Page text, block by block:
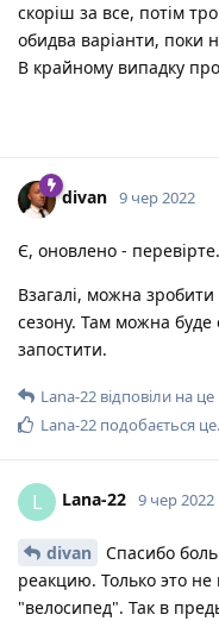
скоріш за все, потім
обидва варіанти, поки
В крайному випадку
divan 9 чер 2022
Є, оновлено - перевірте.
Взагалі, можна
сезону. Там можна буде
запостити.
Lana-22 відповіли на
Lana-22 подобається це.
L Lana-22 9 чер 2022
divan
Спасибо
реакцию. Только это
"велосипед". Так в